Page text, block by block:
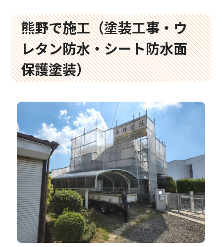
熊野で施工（塗装工事・ウ
レタン防水・シート防水面
保護塗装）